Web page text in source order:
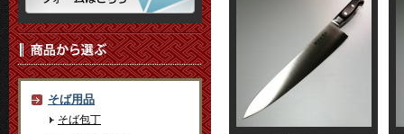
そば用品
そば包丁